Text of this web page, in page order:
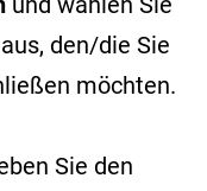
den/die Sie
möchten.
Sie den